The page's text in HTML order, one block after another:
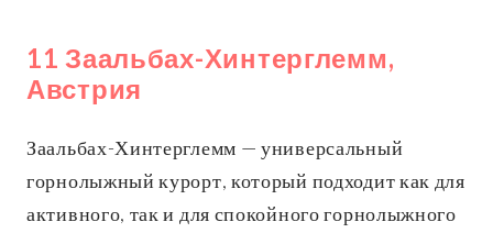
11 Заальбах-Хинтерглемм,
Австрия
Заальбах-Хинтерглемм — универсальный
горнолыжный курорт, который подходит как для
активного, так и для спокойного горнолыжного